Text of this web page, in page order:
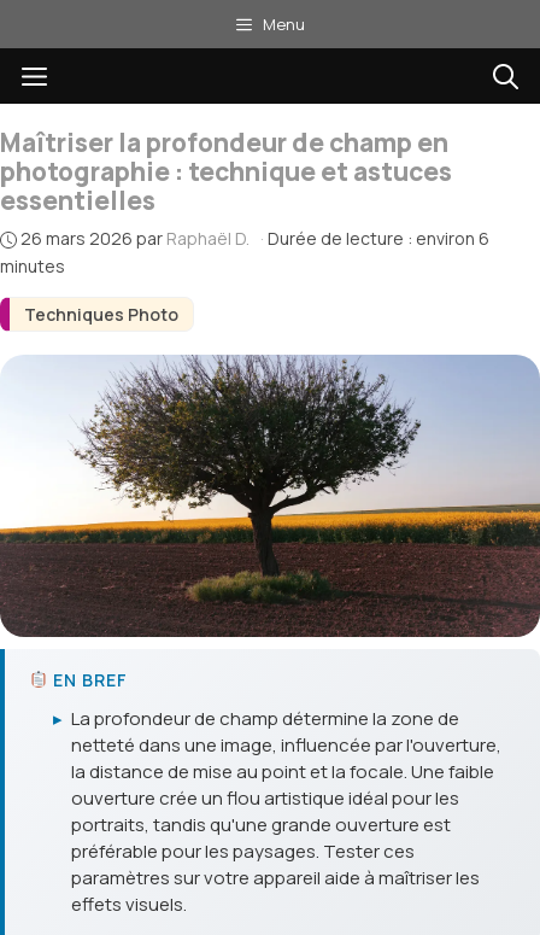
au
contenu
Menu
Menu
Techniques Photo
Maîtriser la profondeur de champ en
photographie : technique et astuces
essentielles
26 mars 2026 par Raphaël D. · Durée de lecture : environ 6
minutes
EN BREF
▸ La profondeur de champ détermine la zone de
netteté dans une image, influencée par l'ouverture,
la distance de mise au point et la focale. Une faible
ouverture crée un flou artistique idéal pour les
portraits, tandis qu'une grande ouverture est
préférable pour les paysages. Tester ces
paramètres sur votre appareil aide à maîtriser les
effets visuels.